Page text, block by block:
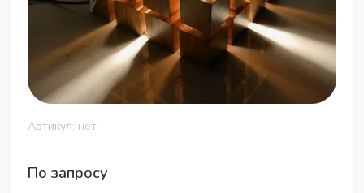
Артикул: нет
По запросу